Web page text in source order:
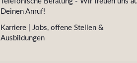
Deinen Anruf!
Karriere | Jobs, offene Stellen &
Ausbildungen